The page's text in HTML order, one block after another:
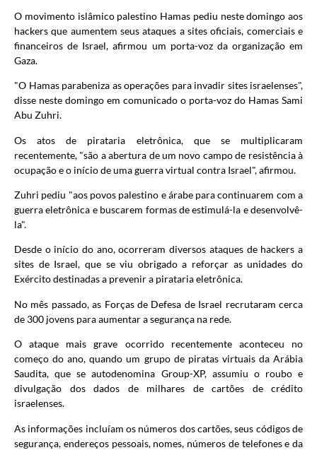
O movimento islâmico palestino Hamas pediu neste domingo aos
hackers que aumentem seus ataques a sites oficiais, comerciais e
financeiros de Israel, afirmou um porta-voz da organização em
Gaza.
"O Hamas parabeniza as operações para invadir sites israelenses",
disse neste domingo em comunicado o porta-voz do Hamas Sami
Abu Zuhri.
Os atos de pirataria eletrônica, que se multiplicaram
recentemente, "são a abertura de um novo campo de resistência à
ocupação e o início de uma guerra virtual contra Israel", afirmou.
Zuhri pediu "aos povos palestino e árabe para continuarem com a
guerra eletrônica e buscarem formas de estimulá-la e desenvolvê-
la".
Desde o início do ano, ocorreram diversos ataques de hackers a
sites de Israel, que se viu obrigado a reforçar as unidades do
Exército destinadas a prevenir a pirataria eletrônica.
No mês passado, as Forças de Defesa de Israel recrutaram cerca
de 300 jovens para aumentar a segurança na rede.
O ataque mais grave ocorrido recentemente aconteceu no
começo do ano, quando um grupo de piratas virtuais da Arábia
Saudita, que se autodenomina Group-XP, assumiu o roubo e
divulgação dos dados de milhares de cartões de crédito
israelenses.
As informações incluíam os números dos cartões, seus códigos de
segurança, endereços pessoais, nomes, números de telefones e da